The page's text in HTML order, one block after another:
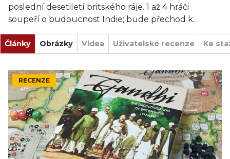
poslední desetiletí britského ráje. 1 až 4 hráči
soupeří o budoucnost Indie; bude přechod k
domácí vládě mírový, bude Indie rozdělena
občanskou válkou, nebo zůstane pevně v područí
impéria?
Gandhi nabízí nový pohled na historii povstání díky
přidání nového typu frakce do série COIN, frakce
Nenásilné (NV), a zároveň zachovává asymetrický
systém s podporou více frakcí a karet z
předchozích titulů série COIN. Veteráni COIN
budou moci do hry naskočit ihned.
Články Obrázky Videa Uživatelské recenze Ke
RECENZE